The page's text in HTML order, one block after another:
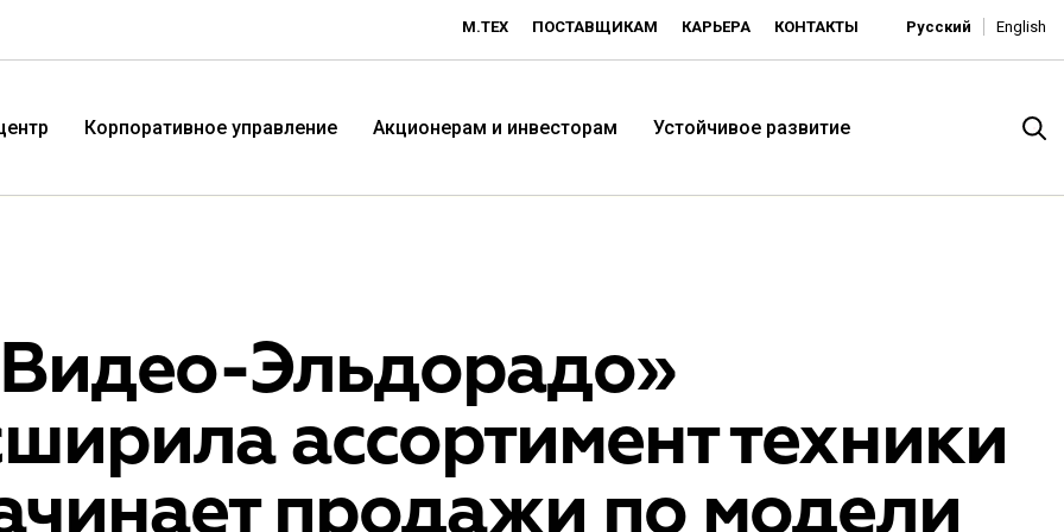
М.ТЕХ ПОСТАВЩИКАМ КАРЬЕРА КОНТАКТЫ Русский English
Технологичная розничная
компания «М.Видео»
«Эльдорадо»
Корпоративное управление Акционерам и инвесторам Устойчивое развитие
Эльдорадо»
ассортимент техники
продажи по модели